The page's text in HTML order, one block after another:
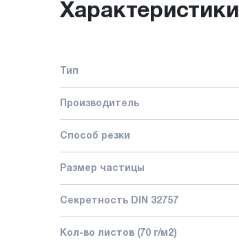
Характеристики
Тип
Производитель
Способ резки
Размер частицы
Секретность DIN 32757
Кол-во листов (70 г/м2)